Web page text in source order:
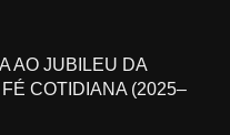
AO JUBILEU DA
COTIDIANA (2025–